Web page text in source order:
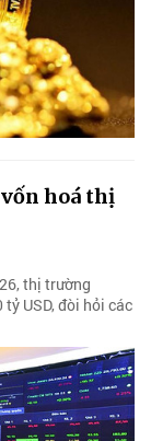
vốn hoá thị
thị trường
USD, đòi hỏi các